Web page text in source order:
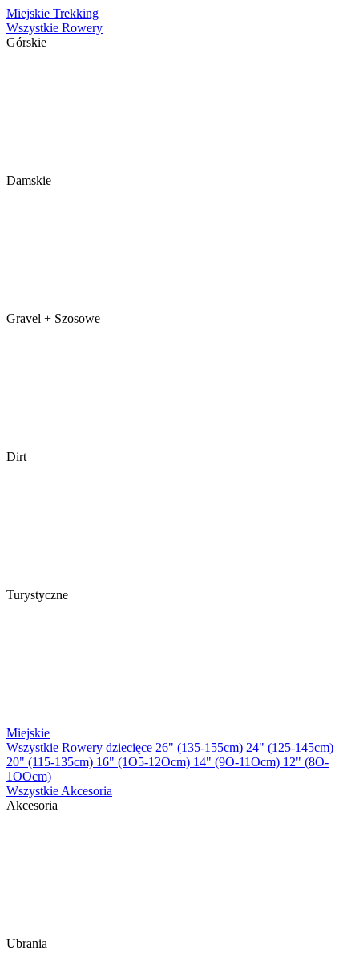
Miejskie Trekking
Wszystkie Rowery
Górskie
Damskie
Gravel + Szosowe
Dirt
Turystyczne
Miejskie
Wszystkie Rowery dziecięce 26" (135-155cm) 24" (125-145cm)
20" (115-135cm) 16" (1O5-12Ocm) 14" (9O-11Ocm) 12" (8O-
1OOcm)
Wszystkie Akcesoria
Akcesoria
Ubrania